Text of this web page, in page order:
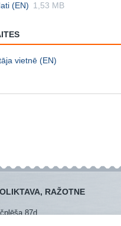
(EN) 1,53 MB
vietnē (EN)
RAŽOTNE
87d